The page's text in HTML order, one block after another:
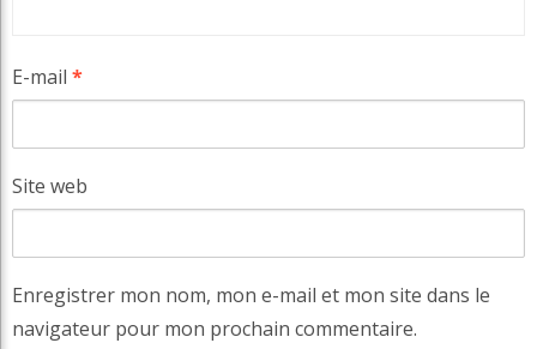
E-mail *
Site web
Enregistrer mon nom, mon e-mail et mon site dans le
navigateur pour mon prochain commentaire.